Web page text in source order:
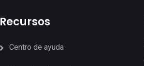
Recursos
Centro de ayuda